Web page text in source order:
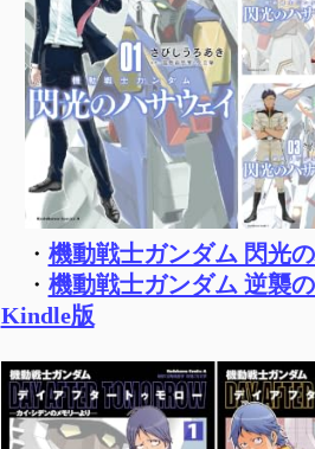
・ 機動戦士ガンダム 閃光
・ 機動戦士ガンダム 逆襲
Kindle版